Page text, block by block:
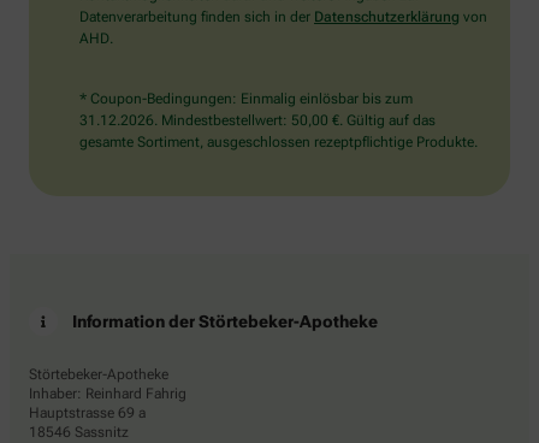
Datenverarbeitung finden sich in der Datenschutzerklärung von
AHD.
* Coupon-Bedingungen: Einmalig einlösbar bis zum
31.12.2026. Mindestbestellwert: 50,00 €. Gültig auf das
gesamte Sortiment, ausgeschlossen rezeptpflichtige Produkte.
Information der Störtebeker-Apotheke
Störtebeker-Apotheke
Inhaber: Reinhard Fahrig
Hauptstrasse 69 a
18546 Sassnitz